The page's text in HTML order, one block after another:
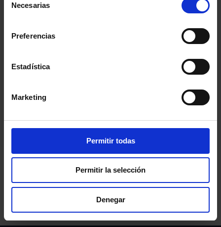
Necesarias
Preferencias
Estadística
Marketing
Permitir todas
Permitir la selección
Denegar
situación actual?